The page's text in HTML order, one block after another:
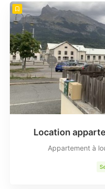
Location
Appartement à